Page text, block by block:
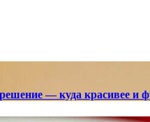
— куда красивее и